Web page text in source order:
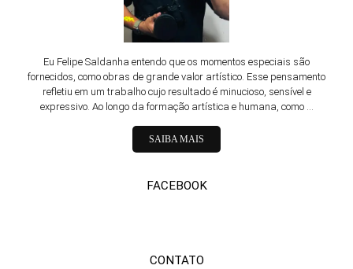
Eu Felipe Saldanha entendo que os momentos especiais são
fornecidos, como obras de grande valor artístico. Esse pensamento
refletiu em um trabalho cujo resultado é minucioso, sensível e
expressivo. Ao longo da formação artística e humana, como ...
SAIBA MAIS
FACEBOOK
CONTATO